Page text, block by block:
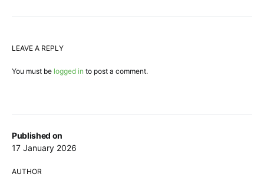
Published on
17 January 2026
AUTHOR
LEAVE A REPLY
You must be logged in to post a comment.